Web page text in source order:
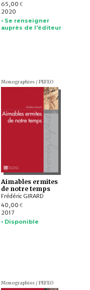
65,00 €
2020
• Se renseigner
auprès de l'éditeur
Monographies / PEFEO
Aimables ermites
de notre temps
Frédéric GIRARD
40,00 €
2017
• Disponible
Monographies / PEFEO